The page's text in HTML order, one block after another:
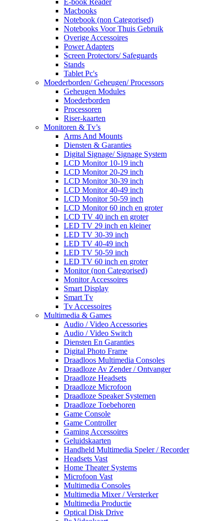
Macbooks
Notebook (non Categorised)
Notebooks Voor Thuis Gebruik
Overige Accessoires
Power Adapters
Screen Protectors/ Safeguards
Stands
Tablet Pc's
Moederborden/ Geheugen/ Processors
Geheugen Modules
Moederborden
Processoren
Riser-kaarten
Monitoren & Tv’s
Arms And Mounts
Diensten & Garanties
Digital Signage/ Signage System
LCD Monitor 10-19 inch
LCD Monitor 20-29 inch
LCD Monitor 30-39 inch
LCD Monitor 40-49 inch
LCD Monitor 50-59 inch
LCD Monitor 60 inch en groter
LCD TV 40 inch en groter
LED TV 29 inch en kleiner
LED TV 30-39 inch
LED TV 40-49 inch
LED TV 50-59 inch
LED TV 60 inch en groter
Monitor (non Categorised)
Monitor Accessoires
Smart Display
Smart Tv
Tv Accessoires
Multimedia & Games
Audio / Video Accessories
Audio / Video Switch
Diensten En Garanties
Digital Photo Frame
Draadloos Multimedia Consoles
Draadloze Av Zender / Ontvanger
Draadloze Headsets
Draadloze Microfoon
Draadloze Speaker Systemen
Draadloze Toebehoren
Game Console
Game Controller
Gaming Accessoires
Geluidskaarten
Handheld Multimedia Speler / Recorder
Headsets Vast
Home Theater Systems
Microfoon Vast
Multimedia Consoles
Multimedia Mixer / Versterker
Multimedia Productie
Optical Disk Drive